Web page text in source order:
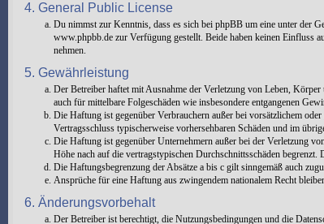
4. General Public License
Du nimmst zur Kenntnis, dass es sich bei phpBB um eine unter der
www.phpbb.de zur Verfügung gestellt. Beide haben keinen Einfluss
nehmen.
5. Gewährleistung
Der Betreiber haftet mit Ausnahme der Verletzung von Leben,
auch für mittelbare Folgeschäden wie insbesondere entgangenen
Die Haftung ist gegenüber Verbrauchern außer bei vorsätzlichem
Vertragsschluss typischerweise vorhersehbaren Schäden und im
Die Haftung ist gegenüber Unternehmern außer bei der Verletzung
Höhe nach auf die vertragstypischen Durchschnittsschäden
Die Haftungsbegrenzung der Absätze a bis c gilt sinngemäß auch
Ansprüche für eine Haftung aus zwingendem nationalem Recht
6. Änderungsvorbehalt
Der Betreiber ist berechtigt, die Nutzungsbedingungen und die